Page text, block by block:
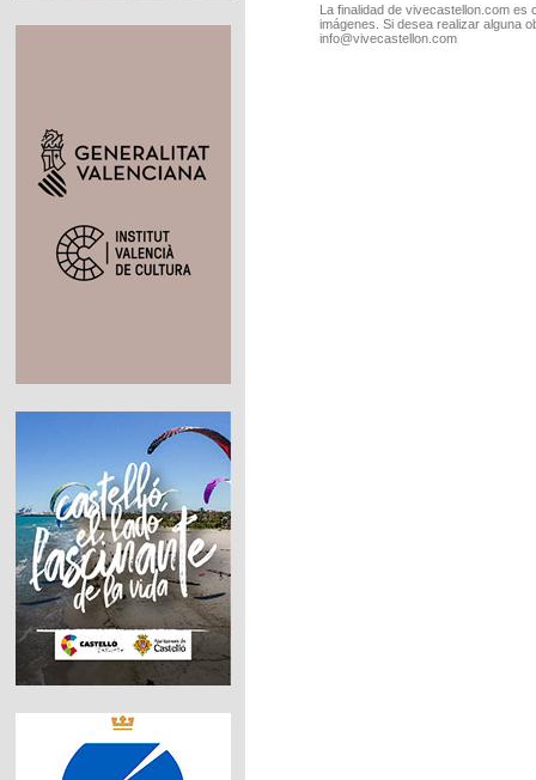
La finalidad de vivecastellon.com
imágenes. Si desea realizar alguna
info@vivecastellon.com